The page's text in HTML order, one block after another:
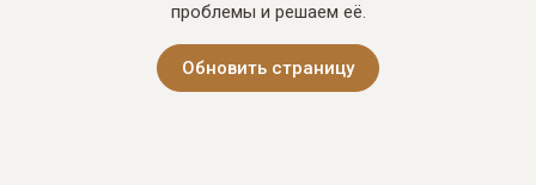
проблемы и решаем её.
Обновить страницу